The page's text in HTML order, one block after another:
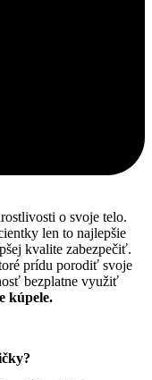
o svoje telo.
len to najlepšie
kvalite zabezpečiť.
prídu porodiť svoje
bezplatne využiť
kúpele.